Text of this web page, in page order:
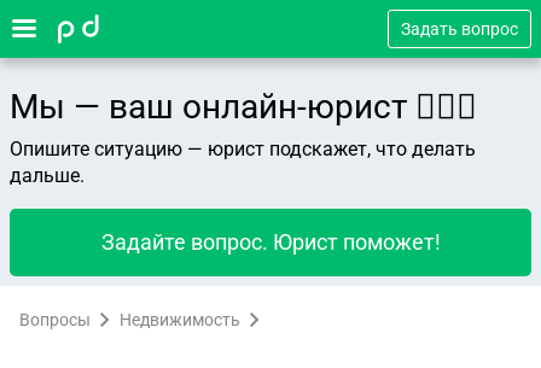
Задать вопрос
Мы — ваш онлайн-юрист 👨🏻‍⚖️
Опишите ситуацию — юрист подскажет, что делать
дальше.
Задайте вопрос. Юрист поможет!
Вопросы Недвижимость